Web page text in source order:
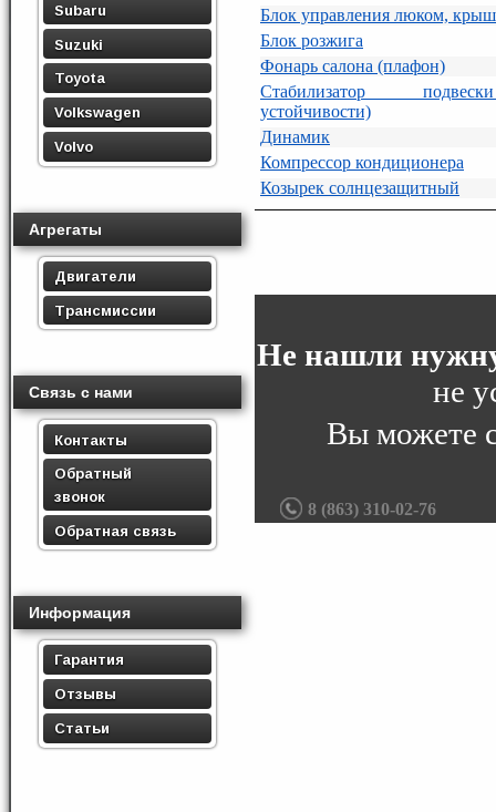
Subaru
Suzuki
Toyota
Volkswagen
Volvo
Агрегаты
Двигатели
Трансмиссии
Связь с нами
Контакты
Обратный
звонок
Обратная связь
Информация
Гарантия
Отзывы
Статьи
Блок управления люком,
Блок розжига
Фонарь салона (плафон)
Стабилизатор
устойчивости)
Динамик
Компрессор кондиционера
Козырек солнцезащитный
Не нашли
не
Вы можете
8 (863) 310-02-76